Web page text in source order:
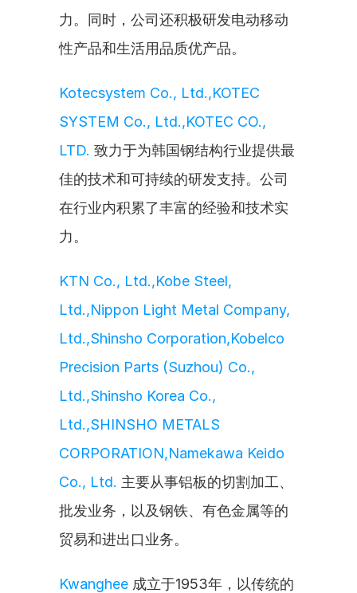
力。同时，公司还积极研发电动移动
性产品和生活用品质优产品。
Kotecsystem Co., Ltd.,KOTEC
SYSTEM Co., Ltd.,KOTEC CO.,
LTD. 致力于为韩国钢结构行业提供最
佳的技术和可持续的研发支持。公司
在行业内积累了丰富的经验和技术实
力。
KTN Co., Ltd.,Kobe Steel,
Ltd.,Nippon Light Metal Company,
Ltd.,Shinsho Corporation,Kobelco
Precision Parts (Suzhou) Co.,
Ltd.,Shinsho Korea Co.,
Ltd.,SHINSHO METALS
CORPORATION,Namekawa Keido
Co., Ltd. 主要从事铝板的切割加工、
批发业务，以及钢铁、有色金属等的
贸易和进出口业务。
Kwanghee 成立于1953年，以传统的